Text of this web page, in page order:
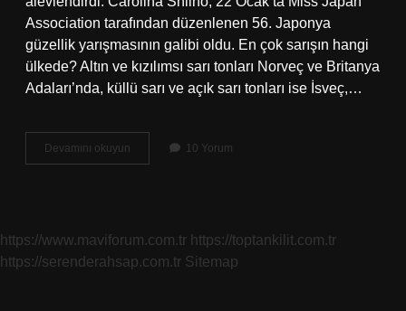
Association tarafından düzenlenen 56. Japonya
güzellik yarışmasının galibi oldu. En çok sarışın hangi
ülkede? Altın ve kızılımsı sarı tonları Norveç ve Britanya
Adaları’nda, küllü sarı ve açık sarı tonları ise İsveç,…
Devamını okuyun
Güzel
10 Yorum
https://www.maviforum.com.tr https://toptankilit.com.tr
https://serenderahsap.com.tr Sitemap